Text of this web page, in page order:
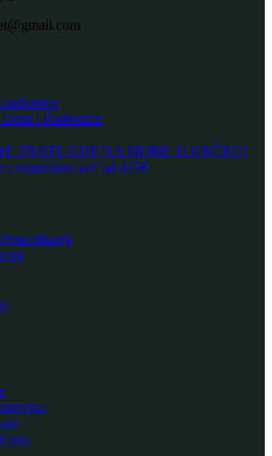
Dom i Radionicu
ZNATE GDE NA MORE, U GRČKU!
i septembru već od 415€
pitanja